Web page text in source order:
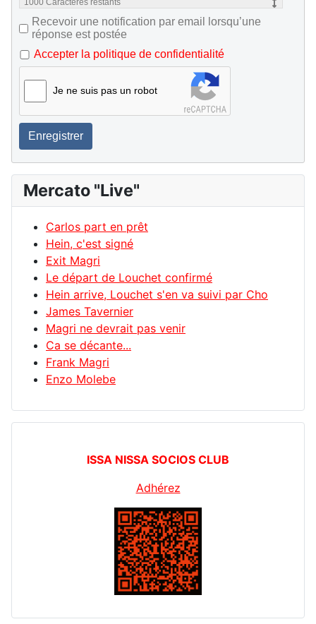
1000 Caractères restants
Recevoir une notification par email lorsqu’une
réponse est postée
Accepter la politique de confidentialité
Je ne suis pas un robot
Enregistrer
Mercato "Live"
Carlos part en prêt
Hein, c'est signé
Exit Magri
Le départ de Louchet confirmé
Hein arrive, Louchet s'en va suivi par Cho
James Tavernier
Magri ne devrait pas venir
Ca se décante...
Frank Magri
Enzo Molebe
ISSA NISSA SOCIOS CLUB
Adhérez